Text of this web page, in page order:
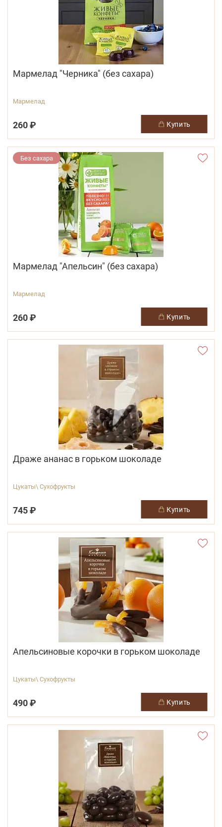
Мармелад "Черника" (без сахара)
Мармелад
260 ₽ купить
Без сахара
Мармелад "Апельсин" (без сахара)
Мармелад
260 ₽ купить
Драже ананас в горьком шоколаде
Цукаты\ Сухофрукты
745 ₽ купить
Апельсиновые корочки в горьком шоколаде
Цукаты\ Сухофрукты
490 ₽ купить